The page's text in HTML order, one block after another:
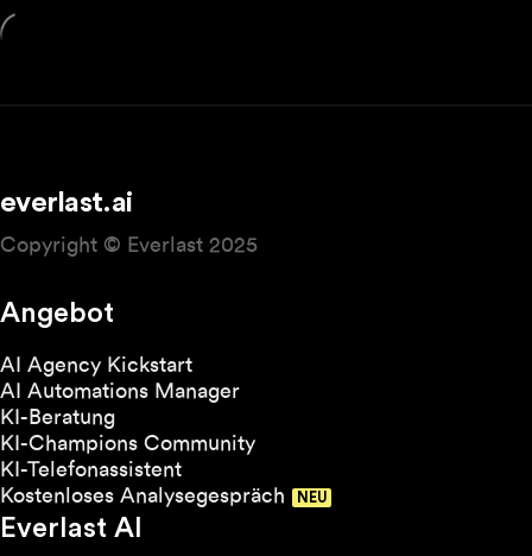
everlast.ai
Copyright © Everlast 2025
Angebot
AI Agency Kickstart
AI Automations Manager
KI-Beratung
KI-Champions Community
KI-Telefonassistent
Kostenloses Analysegespräch
Everlast AI